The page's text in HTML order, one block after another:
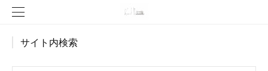
サイト内検索